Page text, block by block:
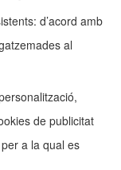
d’acord amb
al
de publicitat
a la qual es